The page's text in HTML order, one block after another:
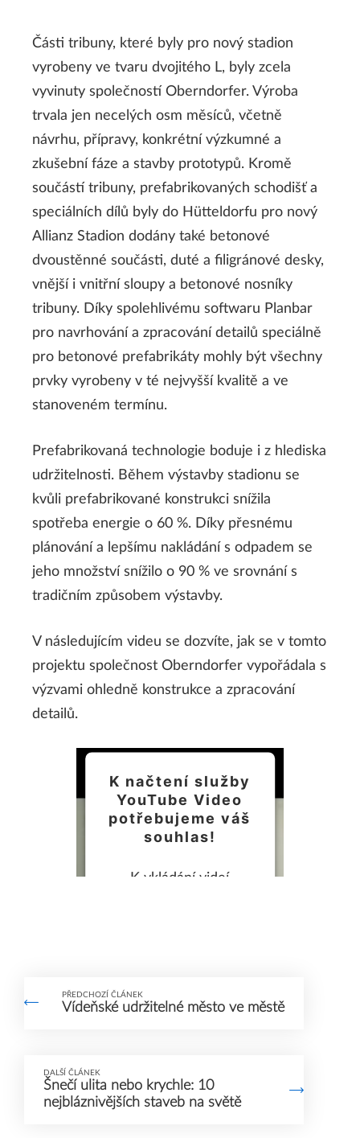
Části tribuny, které byly pro nový stadion
vyrobeny ve tvaru dvojitého L, byly zcela
vyvinuty společností Oberndorfer. Výroba
trvala jen necelých osm měsíců, včetně
návrhu, přípravy, konkrétní výzkumné a
zkušební fáze a stavby prototypů. Kromě
součástí tribuny, prefabrikovaných schodišť a
speciálních dílů byly do Hütteldorfu pro nový
Allianz Stadion dodány také betonové
dvoustěnné součásti, duté a filigránové desky,
vnější i vnitřní sloupy a betonové nosníky
tribuny. Díky spolehlivému softwaru Planbar
pro navrhování a zpracování detailů speciálně
pro betonové prefabrikáty mohly být všechny
prvky vyrobeny v té nejvyšší kvalitě a ve
stanoveném termínu.
Prefabrikovaná technologie boduje i z hlediska
udržitelnosti. Během výstavby stadionu se
kvůli prefabrikované konstrukci snížila
spotřeba energie o 60 %. Díky přesnému
plánování a lepšímu nakládání s odpadem se
jeho množství snížilo o 90 % ve srovnání s
tradičním způsobem výstavby.
V následujícím videu se dozvíte, jak se v tomto
projektu společnost Oberndorfer vypořádala s
výzvami ohledně konstrukce a zpracování
detailů.
K načtení služby
YouTube Video
potřebujeme váš
souhlas!
K vkládání videí
toto video přehrát,
PŘEDCHOZÍ ČLÁNEK
Vídeňské udržitelné město ve městě
DALŠÍ ČLÁNEK
Šnečí ulita nebo krychle: 10
nejbláznivějších staveb na světě